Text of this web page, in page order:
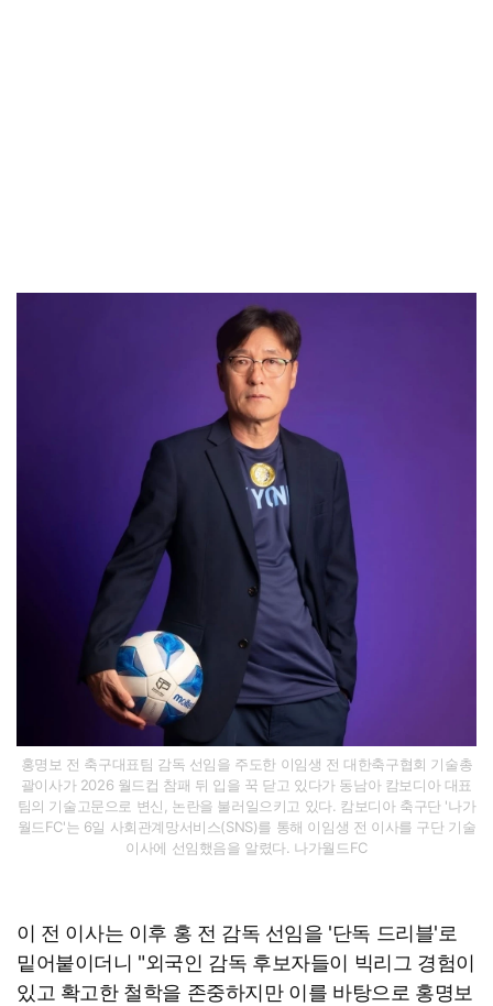
홍명보 전 축구대표팀 감독 선임을 주도한 이임생 전 대한축구협회 기술총
괄이사가 2026 월드컵 참패 뒤 입을 꾹 닫고 있다가 동남아 캄보디아 대표
팀의 기술고문으로 변신, 논란을 불러일으키고 있다. 캄보디아 축구단 '나가
월드FC'는 6일 사회관계망서비스(SNS)를 통해 이임생 전 이사를 구단 기술
이사에 선임했음을 알렸다. 나가월드FC
이 전 이사는 이후 홍 전 감독 선임을 '단독 드리블'로
밑어붙이더니 "외국인 감독 후보자들이 빅리그 경험이
있고 확고한 철학을 존중하지만 이를 바탕으로 홍명보